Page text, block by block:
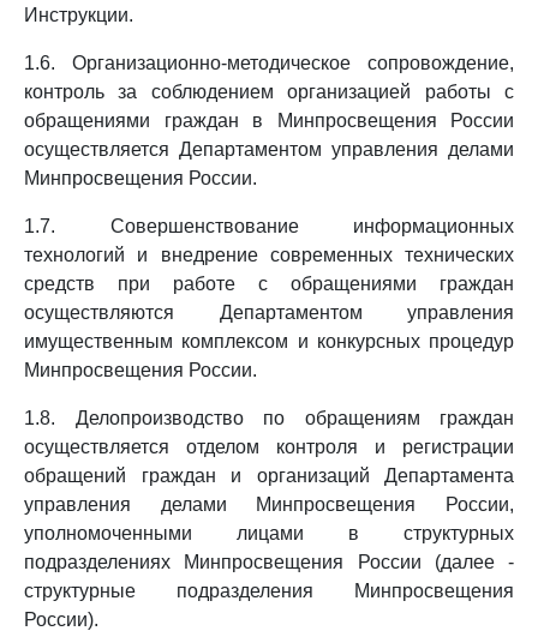
Инструкции.
1.6. Организационно-методическое сопровождение,
контроль за соблюдением организацией работы с
обращениями граждан в Минпросвещения России
осуществляется Департаментом управления делами
Минпросвещения России.
1.7. Совершенствование информационных
технологий и внедрение современных технических
средств при работе с обращениями граждан
осуществляются Департаментом управления
имущественным комплексом и конкурсных процедур
Минпросвещения России.
1.8. Делопроизводство по обращениям граждан
осуществляется отделом контроля и регистрации
обращений граждан и организаций Департамента
управления делами Минпросвещения России,
уполномоченными лицами в структурных
подразделениях Минпросвещения России (далее -
структурные подразделения Минпросвещения
России).